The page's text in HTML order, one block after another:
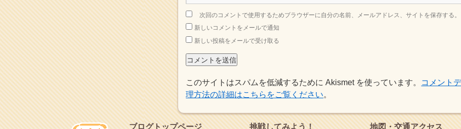
次回のコメントで使用するためブラウザーに自分の名前、メールアドレス、サイトを保存する。
新しいコメントをメールで通知
新しい投稿をメールで受け取る
このサイトはスパムを低減するために Akismet を使っています。
コメント
理方法の詳細はこちらをご覧ください。
2014年9月(1)
2014年5月(1)
2014年4月(4)
2014年1月(1)
2013年11月(4)
2013年10月(2)
2013年9月(4)
2013年8月(7)
2013年7月(7)
2013年6月(6)
2013年5月(13)
2013年4月(1)
ブログトップページ 挑戦してみよう！ 地図・交通アクセス